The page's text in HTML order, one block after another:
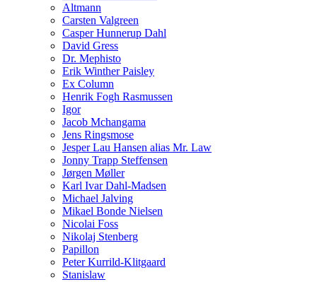
Altmann
Carsten Valgreen
Casper Hunnerup Dahl
David Gress
Dr. Mephisto
Erik Winther Paisley
Ex Column
Henrik Fogh Rasmussen
Igor
Jacob Mchangama
Jens Ringsmose
Jesper Lau Hansen alias Mr. Law
Jonny Trapp Steffensen
Jørgen Møller
Karl Ivar Dahl-Madsen
Michael Jalving
Mikael Bonde Nielsen
Nicolai Foss
Nikolaj Stenberg
Papillon
Peter Kurrild-Klitgaard
Stanislaw